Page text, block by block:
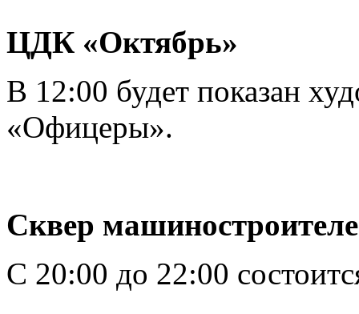
ЦДК «Октябрь»
В 12:00 будет показан
«Офицеры».
Сквер
С 20:00 до 22:00